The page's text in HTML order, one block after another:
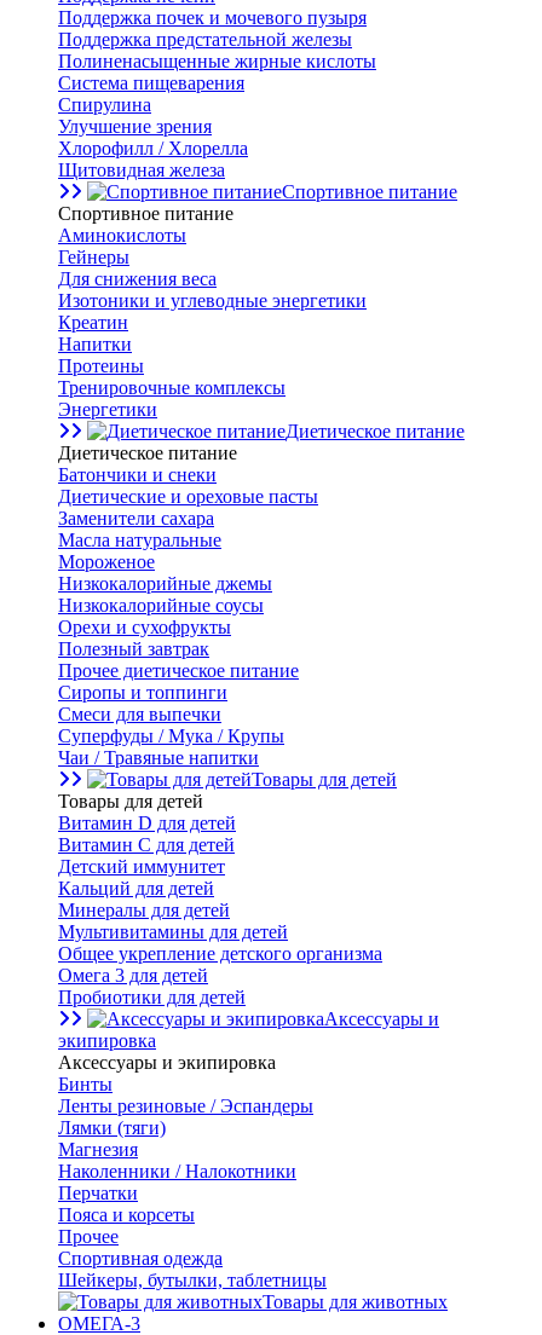
Поддержка почек и мочевого пузыря
Поддержка предстательной железы
Полиненасыщенные жирные кислоты
Система пищеварения
Спирулина
Улучшение зрения
Хлорофилл / Хлорелла
Щитовидная железа
Спортивное питание
Спортивное питание
Аминокислоты
Гейнеры
Для снижения веса
Изотоники и углеводные энергетики
Креатин
Напитки
Протеины
Тренировочные комплексы
Энергетики
Диетическое питание
Диетическое питание
Батончики и снеки
Диетические и ореховые пасты
Заменители сахара
Масла натуральные
Мороженое
Низкокалорийные джемы
Низкокалорийные соусы
Орехи и сухофрукты
Полезный завтрак
Прочее диетическое питание
Сиропы и топпинги
Смеси для выпечки
Суперфуды / Мука / Крупы
Чаи / Травяные напитки
Товары для детей
Товары для детей
Витамин D для детей
Витамин С для детей
Детский иммунитет
Кальций для детей
Минералы для детей
Мультивитамины для детей
Общее укрепление детского организма
Омега 3 для детей
Пробиотики для детей
Аксессуары и
экипировка
Аксессуары и экипировка
Бинты
Ленты резиновые / Эспандеры
Лямки (тяги)
Магнезия
Наколенники / Налокотники
Перчатки
Пояса и корсеты
Прочее
Спортивная одежда
Шейкеры, бутылки, таблетницы
Товары для животных
ОМЕГА-3